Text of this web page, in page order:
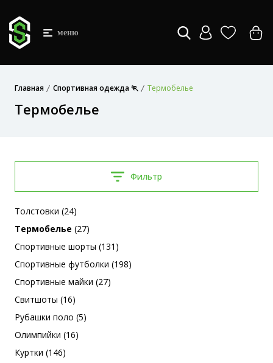
меню
Главная Спортивная одежда 🏃 Термобелье
Термобелье
Фильтр
Толстовки (24)
Термобелье (27)
Спортивные шорты (131)
Спортивные футболки (198)
Спортивные майки (27)
Свитшоты (16)
Рубашки поло (5)
Олимпийки (16)
Куртки (146)